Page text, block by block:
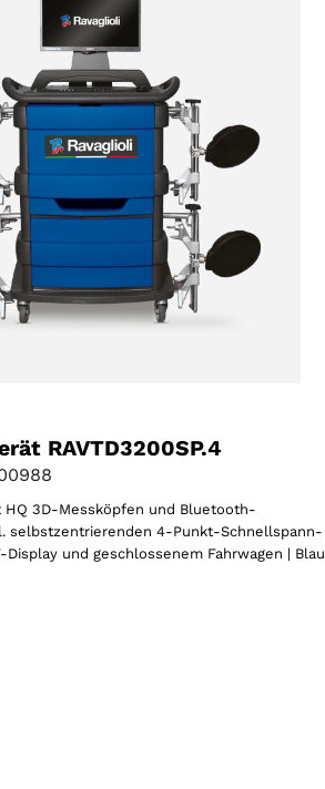
RAVTD3200SP.4
3D-Messköpfen und Bluetooth-
selbstzentrierenden 4-Punkt-Schnellspann-
Display und geschlossenem Fahrwagen | Blau